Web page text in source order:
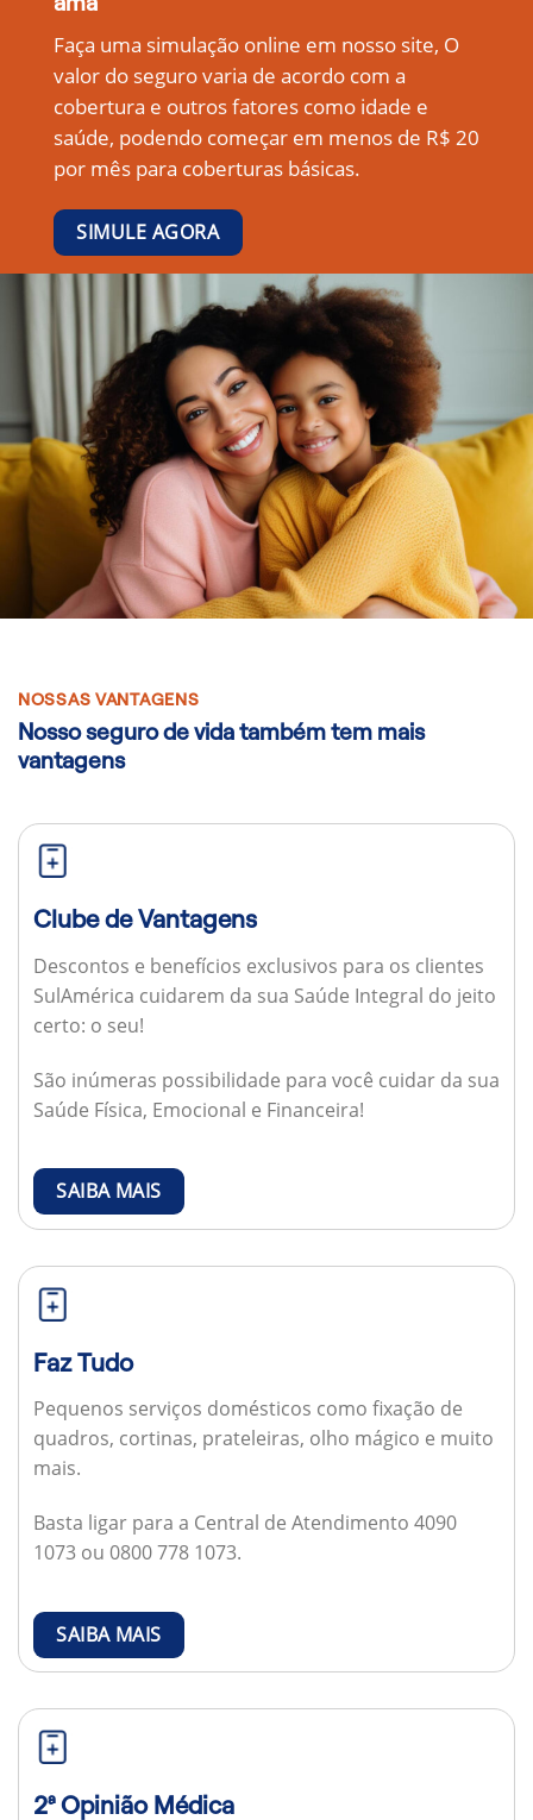
Faça uma simulação online em nosso site, O
valor do seguro varia de acordo com a
cobertura e outros fatores como idade e
saúde, podendo começar em menos de R$ 20
por mês para coberturas básicas.
SIMULE AGORA
NOSSAS VANTAGENS
Nosso seguro de vida também tem mais
vantagens
Clube de Vantagens
Descontos e benefícios exclusivos para os clientes
SulAmérica cuidarem da sua Saúde Integral do jeito
certo: o seu!
São inúmeras possibilidade para você cuidar da sua
Saúde Física, Emocional e Financeira!
SAIBA MAIS
Faz Tudo
Pequenos serviços domésticos como fixação de
quadros, cortinas, prateleiras, olho mágico e muito
mais.
Basta ligar para a Central de Atendimento 4090
1073 ou 0800 778 1073.
SAIBA MAIS
2ª Opinião Médica